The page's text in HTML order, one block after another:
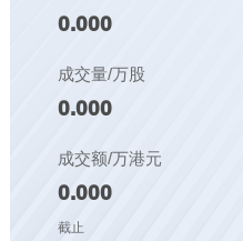
0.000
成交量/万股
0.000
成交额/万港元
0.000
截止